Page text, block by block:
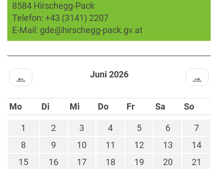
8584 Hirschegg-Pack
Telefon: +43 (3141) 2207
E-Mail: gde@hirschegg-pack.gv.at
← Juni 2026 →
Mo Di Mi Do Fr Sa So
1 2 3 4 5 6
7
8
9 10 11 12 13
14
15
16 17 18 19 20
21